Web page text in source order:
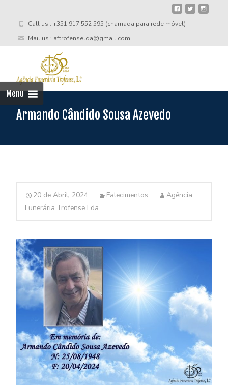
Call us : +351 917 552 595 (chamada para rede móvel)
Mail us : aftrofenselda@gmail.com
Menu
Armando Cândido Sousa Azevedo
20 de Abril, 2024 Falecimentos
Agência
Funerária Trofense Lda